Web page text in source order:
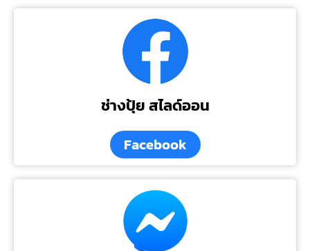
ช่างปุ้ย สไลด์ออน
Facebook